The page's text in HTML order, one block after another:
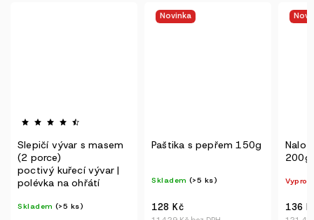
Slepičí vývar s masem
(2 porce)
poctivý kuřecí vývar |
polévka na ohřátí
Skladem (>5 ks)
Novinka
Paštika s pepřem 150g
Skladem (>5 ks)
128 Kč
200g
136